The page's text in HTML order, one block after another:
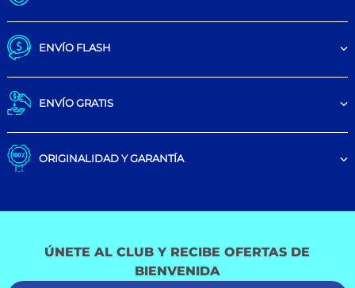
ENVÍO FLASH
ENVÍO GRATIS
ORIGINALIDAD Y GARANTÍA
ÚNETE AL CLUB Y RECIBE OFERTAS DE
BIENVENIDA